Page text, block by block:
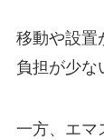
移動や設置
負担が少な
一方、エマ